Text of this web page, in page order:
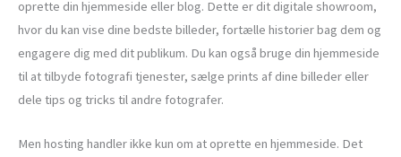
oprette din hjemmeside eller blog. Dette er dit digitale showroom,
hvor du kan vise dine bedste billeder, fortælle historier bag dem og
engagere dig med dit publikum. Du kan også bruge din hjemmeside
til at tilbyde fotografi tjenester, sælge prints af dine billeder eller
dele tips og tricks til andre fotografer.
Men hosting handler ikke kun om at oprette en hjemmeside. Det